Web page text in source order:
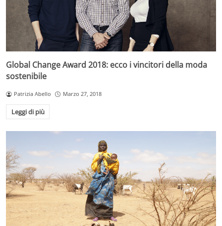
Global Change Award 2018: ecco i vincitori della moda
sostenibile
Patrizia Abello Marzo 27, 2018
Leggi di più